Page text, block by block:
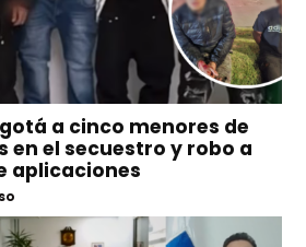
a cinco menores de
en el secuestro y robo a
aplicaciones